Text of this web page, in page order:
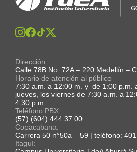
Dirección:
Calle 78B No. 72A – 220 Medellín –
Horario de atención al público
7:30 a.m. a 12:00 m. y de 1:00 p.m.
jueves, los viernes de 7:30 a.m. a
4:30 p.m.
Teléfono PBX:
(57) (604) 444 37 00
Copacabana:
Carrera 50 n°50a – 59 | teléfono:
Itaguí: